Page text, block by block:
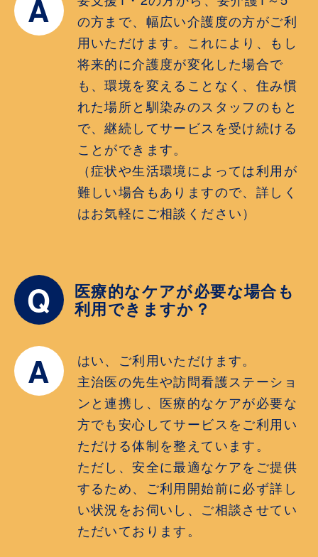
A
の方まで、幅広い介護度の方がご利
用いただけます。これにより、もし
将来的に介護度が変化した場合で
も、環境を変えることなく、住み慣
れた場所と馴染みのスタッフのもと
で、継続してサービスを受け続ける
ことができます。
（症状や生活環境によっては利用が
難しい場合もありますので、詳しく
はお気軽にご相談ください）
Q 医療的なケアが必要な場合も
利用できますか？
A
はい、ご利用いただけます。
主治医の先生や訪問看護ステーショ
ンと連携し、医療的なケアが必要な
方でも安心してサービスをご利用い
ただける体制を整えています。
ただし、安全に最適なケアをご提供
するため、ご利用開始前に必ず詳し
い状況をお伺いし、ご相談させてい
ただいております。